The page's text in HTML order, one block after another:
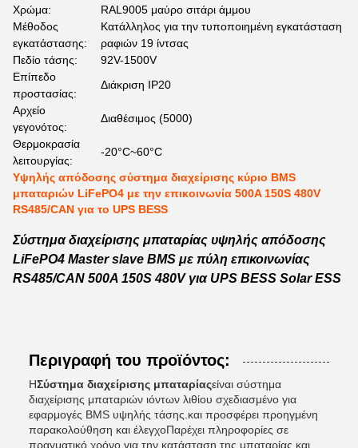
Χρώμα:
RAL9005 μαύρο σιτάρι άμμου
Μέθοδος
εγκατάστασης:
Κατάλληλος για την τυποποιημένη εγκατάσταση
ραφιών 19 ίντσας
Πεδίο τάσης:
92V-1500V
Επίπεδο
προστασίας:
Διάκριση IP20
Αρχείο
γεγονότος:
Διαθέσιμος (5000)
Θερμοκρασία
λειτουργίας:
-20°C~60°C
Υψηλής απόδοσης σύστημα διαχείρισης κύριο BMS
μπαταριών LiFePO4 με την επικοινωνία 500A 150S 480V
RS485/CAN για το UPS BESS
Σύστημα διαχείρισης μπαταρίας υψηλής απόδοσης
LiFePO4 Master slave BMS με πύλη επικοινωνίας
RS485/CAN 500A 150S 480V για UPS BESS Solar ESS
Περιγραφή του προϊόντος:
ΗΣύστημα διαχείρισης μπαταρίαςείναι σύστημα
διαχείρισης μπαταριών ιόντων λιθίου σχεδιασμένο για
εφαρμογές BMS υψηλής τάσης.και προσφέρει προηγμένη
παρακολούθηση και έλεγχοΠαρέχει πληροφορίες σε
πραγματικό χρόνο για την κατάσταση της μπαταρίας και